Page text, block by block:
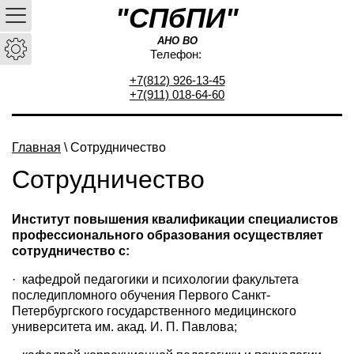
"СПбПИ"
АНО ВО
Телефон:
+7(812) 926-13-45
+7(911) 018-64-60
Главная \ Сотрудничество
Сотрудничество
Институт повышения квалификации специалистов
профессионального образования осуществляет
сотрудничество с:
· кафедрой педагогики и психологии факультета
последипломного обучения Первого Санкт-
Петербургского государственного медицинского
университета им. акад. И. П. Павлова;